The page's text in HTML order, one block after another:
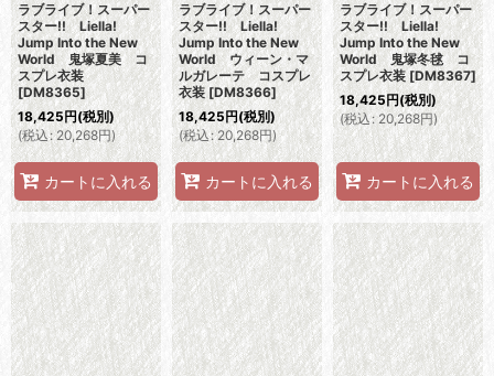
ラブライブ！スーパー
スター!! Liella!
Jump Into the New
World 鬼塚夏美 コ
スプレ衣装
[DM8365]
18,425円(税別)
(税込: 20,268円)
カートに入れる
ラブライブ！スーパー
スター!! Liella!
Jump Into the New
World ウィーン・マ
ルガレーテ コスプレ
衣装 [DM8366]
18,425円(税別)
(税込: 20,268円)
カートに入れる
ラブライブ！スーパー
スター!! Liella!
Jump Into the New
World 鬼塚冬毬 コ
スプレ衣装 [DM8367]
18,425円(税別)
(税込: 20,268円)
カートに入れる